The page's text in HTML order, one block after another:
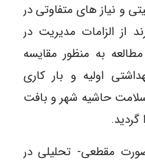
و نیاز های متفاوتی در
از الزامات مدیریت در
به منظور مقایسه
اولیه و بار کاری
سلامت حاشیه شهر و بافت
مقطعی- تحلیلی در